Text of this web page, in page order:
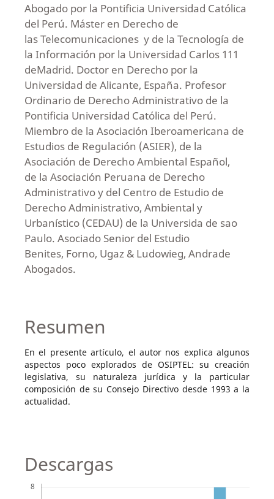
Abogado por la Pontificia Universidad Católica
del Perú. Máster en Derecho de
las Telecomunicaciones y de la Tecnología de
la Información por la Universidad Carlos 111
deMadrid. Doctor en Derecho por la
Universidad de Alicante, España. Profesor
Ordinario de Derecho Administrativo de la
Pontificia Universidad Católica del Perú.
Miembro de la Asociación Iberoamericana de
Estudios de Regulación (ASIER), de la
Asociación de Derecho Ambiental Español,
de la Asociación Peruana de Derecho
Administrativo y del Centro de Estudio de
Derecho Administrativo, Ambiental y
Urbanístico (CEDAU) de la Universida de sao
Paulo. Asociado Senior del Estudio
Benites, Forno, Ugaz & Ludowieg, Andrade
Abogados.
Resumen
En el presente artículo, el autor nos explica algunos
aspectos poco explorados de OSIPTEL: su creación
legislativa, su naturaleza jurídica y la particular
composición de su Consejo Directivo desde 1993 a la
actualidad.
Descargas